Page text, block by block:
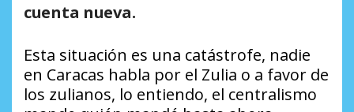
cuenta nueva.
Esta situación es una catástrofe, nadie
en Caracas habla por el Zulia o a favor de
los zulianos, lo entiendo, el centralismo